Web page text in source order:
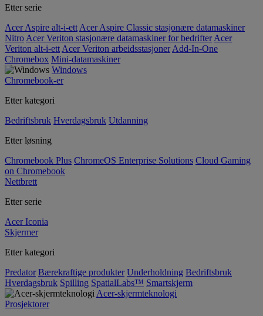
Etter serie
Acer Aspire alt-i-ett Acer Aspire Classic stasjonære datamaskiner
Nitro Acer Veriton stasjonære datamaskiner for bedrifter Acer
Veriton alt-i-ett Acer Veriton arbeidsstasjoner Add-In-One
Chromebox Mini-datamaskiner
Windows
Chromebook-er
Etter kategori
Bedriftsbruk Hverdagsbruk Utdanning
Etter løsning
Chromebook Plus ChromeOS Enterprise Solutions Cloud Gaming
on Chromebook
Nettbrett
Etter serie
Acer Iconia
Skjermer
Etter kategori
Predator Bærekraftige produkter Underholdning Bedriftsbruk
Hverdagsbruk Spilling SpatialLabs™ Smartskjerm
Acer-skjermteknologi
Prosjektorer